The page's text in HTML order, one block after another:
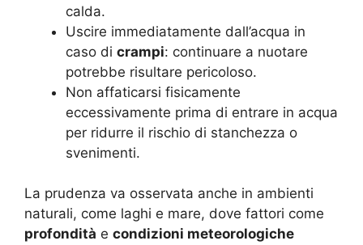
calda.
Uscire immediatamente dall’acqua in
caso di crampi: continuare a nuotare
potrebbe risultare pericoloso.
Non affaticarsi fisicamente
eccessivamente prima di entrare in acqua
per ridurre il rischio di stanchezza o
svenimenti.
La prudenza va osservata anche in ambienti
naturali, come laghi e mare, dove fattori come
profondità e condizioni meteorologiche